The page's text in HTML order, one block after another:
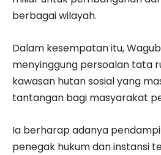
berbagai wilayah.
Dalam kesempatan itu,
menyinggung persoalan tata
kawasan hutan sosial yang
tantangan bagi masyarakat
Ia berharap adanya
penegak hukum dan instansi